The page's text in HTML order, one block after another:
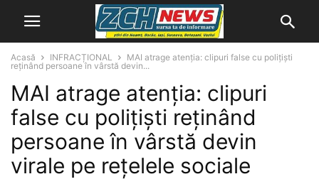
Acasă INFRACȚIONAL
MAI atrage atenția: clipuri false cu polițiști
reținând persoane în vârstă devin...
MAI atrage atenția: clipuri
false cu polițiști reținând
persoane în vârstă devin
virale pe rețelele sociale